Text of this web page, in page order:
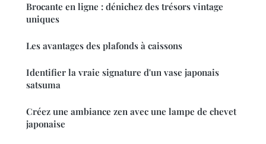
Brocante en ligne : dénichez des trésors vintage
uniques
Les avantages des plafonds à caissons
Identifier la vraie signature d'un vase japonais
satsuma
Créez une ambiance zen avec une lampe de chevet
japonaise